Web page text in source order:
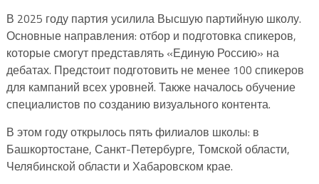
В 2025 году партия усилила Высшую партийную школу.
Основные направления: отбор и подготовка спикеров,
которые смогут представлять «Единую Россию» на
дебатах. Предстоит подготовить не менее 100 спикеров
для кампаний всех уровней. Также началось обучение
специалистов по созданию визуального контента.
В этом году открылось пять филиалов школы: в
Башкортостане, Санкт-Петербурге, Томской области,
Челябинской области и Хабаровском крае.